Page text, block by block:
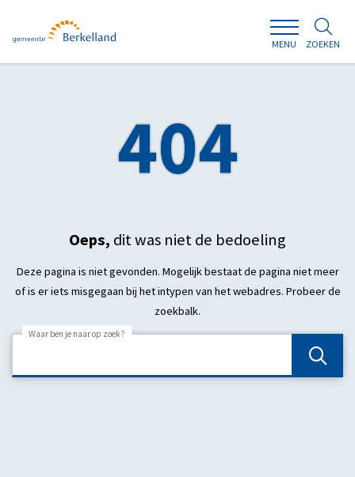
MENU ZOEKEN
404
Oeps, dit was niet de bedoeling
Deze pagina is niet gevonden. Mogelijk bestaat de pagina niet meer
of is er iets misgegaan bij het intypen van het webadres. Probeer de
zoekbalk.
Waar ben je naar op zoek?